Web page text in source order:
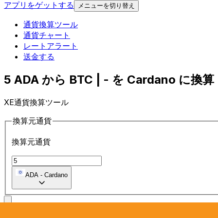
アプリをゲットする メニューを切り替え
通貨換算ツール
通貨チャート
レートアラート
送金する
5 ADA から BTC | - を Cardano に換算
XE通貨換算ツール
換算元通貨
換算元通貨
ADA - Cardano